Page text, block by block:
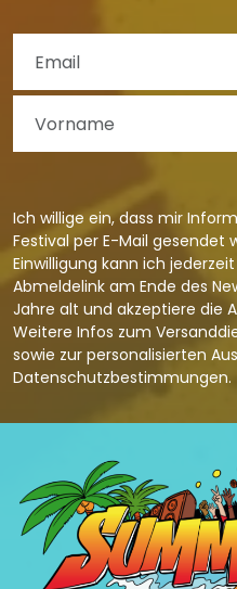
Ich willige ein, dass mir
Festival per E-Mail gesendet
Einwilligung kann ich
Abmeldelink am Ende des
Jahre alt und akzeptiere die
Weitere Infos zum
sowie zur personalisierten
Datenschutzbestimmungen.